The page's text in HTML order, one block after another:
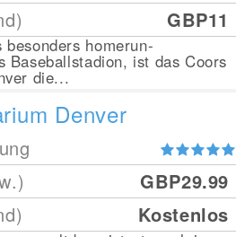
GBP11
besonders homerun-
Baseballstadion, ist das Coors
die...
Denver
GBP29.99
Kostenlos